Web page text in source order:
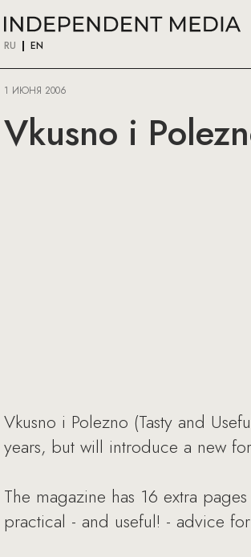
RU EN
1 ИЮНЯ 2006
Vkusno i
Vkusno i Polezno (Tasty and
years, but will introduce a new
The magazine has 16 extra
practical - and useful! - advice